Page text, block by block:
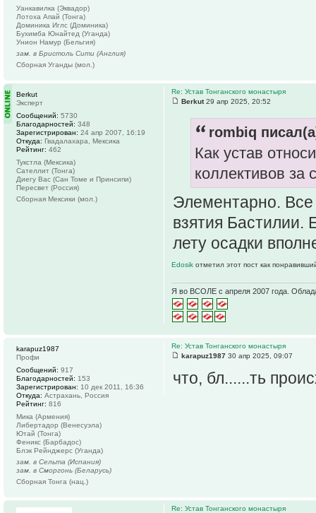
Уанкавилка (Эквадор)
Лотоха Апай (Тонга)
Доминика Иглс (Доминика)
Бухимба Юнайтед (Уганда)
Унион Намур (Бельгия)
зам. в Бристоль Сити (Англия)
Сборная Уганды (мол.)
Re: Устав Тонганского монастыря
Berkut29 апр 2025, 20:52
rombiq
Как устав
коллективов за
Элементарно. Все
взятия Бастилии.
лету осадки
Edosik отметил этот пост как
Я во ВСОЛЕ с апреля 2007 года.
Berkut
Эксперт
Сообщений: 5730
Благодарностей: 348
Зарегистрирован: 24 апр 2007, 16:19
Откуда: Гвадалахара, Мексика
Рейтинг: 462
Тукстла (Мексика)
Сателлит (Тонга)
Диегу Вас (Сан Томе и Принсипи)
Пересвет (Россия)
Сборная Мексики (мол.)
Re: Устав Тонганского монастыря
karapuz1987 30 апр 2025, 09:07
что, бл......ть
karapuz1987
Профи
Сообщений: 917
Благодарностей: 153
Зарегистрирован: 10 дек 2011, 16:36
Откуда: Астрахань, Россия
Рейтинг: 816
Мика (Армения)
Либертадор (Венесуэла)
Ютай (Тонга)
Феникс (Барбадос)
Блэк Рейнджерс (Уганда)
зам. в Сельта (Испания)
зам. в Сморгонь (Беларусь)
Сборная Тонга (нац.)
Re: Устав Тонганского монастыря